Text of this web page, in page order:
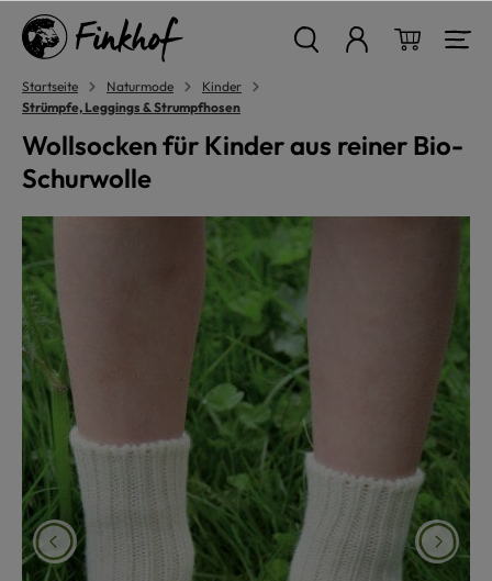
springen
Startseite Naturmode
Kinder
Strümpfe, Leggings & Strumpfhosen
Wollsocken für Kinder aus reiner Bio-
Schurwolle
Bildergalerie überspringen